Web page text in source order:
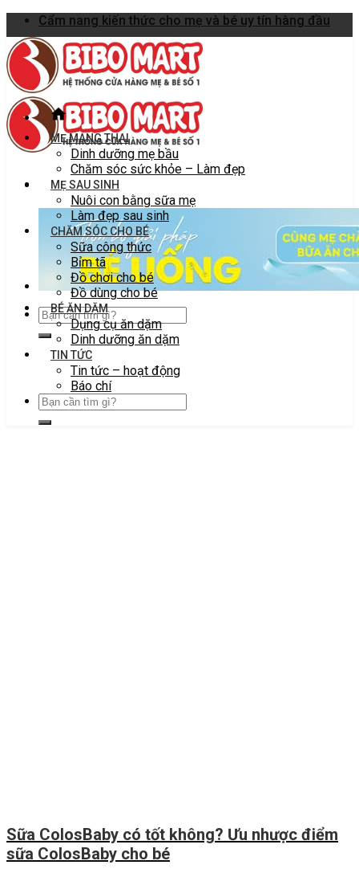
Skip
to
content
Cẩm nang kiến thức cho mẹ và bé uy tín hàng đầu
MẸ MANG THAI
Dinh dưỡng mẹ bầu
Chăm sóc sức khỏe – Làm đẹp
MẸ SAU SINH
Nuôi con bằng sữa mẹ
Làm đẹp sau sinh
CHĂM SÓC CHO BÉ
Sữa công thức
Bỉm tã
Đồ chơi cho bé
Đồ dùng cho bé
BÉ ĂN DẶM
Dụng cụ ăn dặm
Dinh dưỡng ăn dặm
TIN TỨC
Tin tức – hoạt động
Báo chí
Sữa ColosBaby có tốt không? Ưu nhược điểm
sữa ColosBaby cho bé